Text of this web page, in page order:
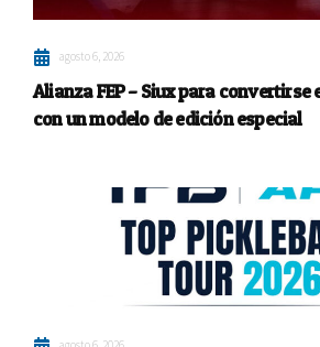
agosto 6, 2026
Alianza FEP – Siux para convertirse
con un modelo de edición especial